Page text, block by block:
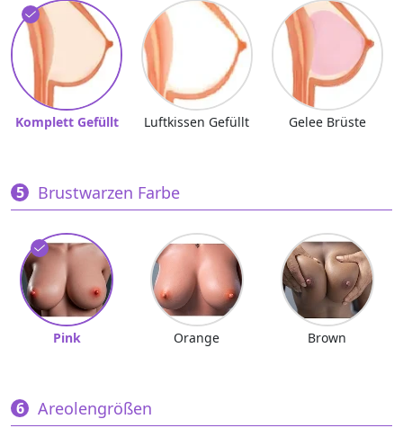
Komplett Gefüllt Luftkissen Gefüllt Gelee Brüste
Brustwarzen Farbe
Pink Orange Brown
Areolengrößen